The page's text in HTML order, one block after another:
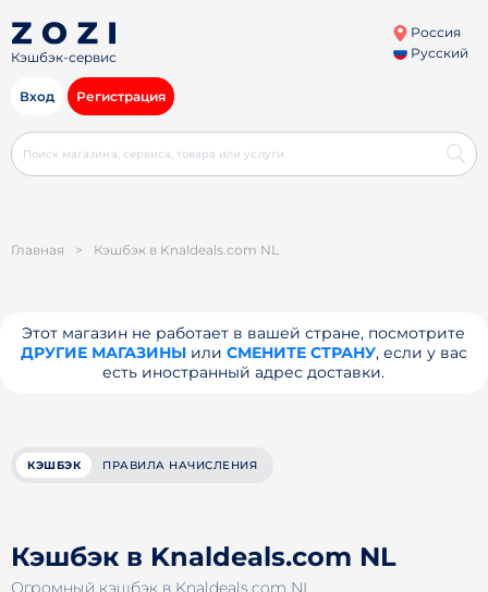
Кэшбэк-сервис
Россия
Русский
Вход Регистрация
Главная > Кэшбэк в Knaldeals.com NL
Этот магазин не работает в вашей стране, посмотрите
ДРУГИЕ МАГАЗИНЫили СМЕНИТЕ СТРАНУ, если у вас
есть иностранный адрес доставки.
КЭШБЭК ПРАВИЛА НАЧИСЛЕНИЯ
Кэшбэк в Knaldeals.com NL
Огромный кэшбэк в Knaldeals.com NL